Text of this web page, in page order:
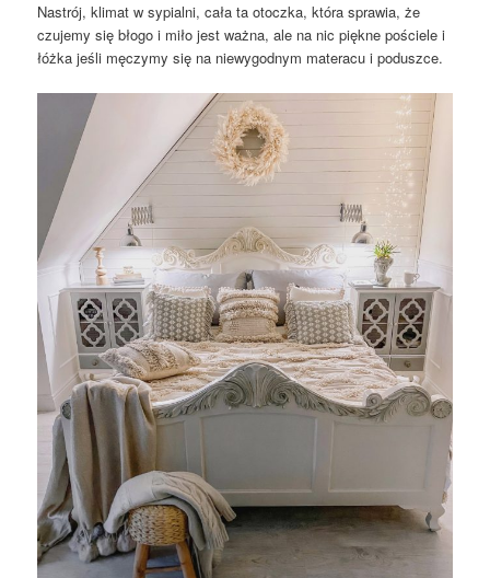
Nastrój, klimat w sypialni, cała ta otoczka, która sprawia, że
czujemy się błogo i miło jest ważna, ale na nic piękne pościele i
łóżka jeśli męczymy się na niewygodnym materacu i poduszce.